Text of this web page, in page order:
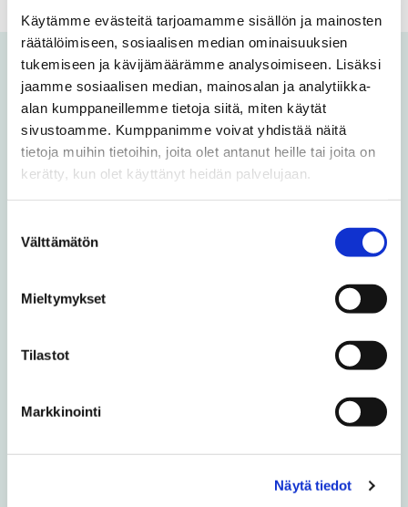
Käytämme evästeitä tarjoamamme sisällön ja mainosten
räätälöimiseen, sosiaalisen median ominaisuuksien
tukemiseen ja kävijämäärämme analysoimiseen. Lisäksi
jaamme sosiaalisen median, mainosalan ja analytiikka-
alan kumppaneillemme tietoja siitä, miten käytät
sivustoamme. Kumppanimme voivat yhdistää näitä
tietoja muihin tietoihin, joita olet antanut heille tai joita on
kerätty, kun olet käyttänyt heidän palvelujaan.
valinta
Välttämätön
Mieltymykset
Tilastot
Markkinointi
Näytä tiedot
Voit olla kiinnostunut myös
näistä
Uusi opintoseteli avaa ovet
ilman opiskelupaikkaa jääneille nuorille
suomen taitoaan Vaasassa
Vaasan yliopisto tarjoaa kesällä
koulutuksiin ja avoimeen yliopistoon
Kuukauden luetuimmat